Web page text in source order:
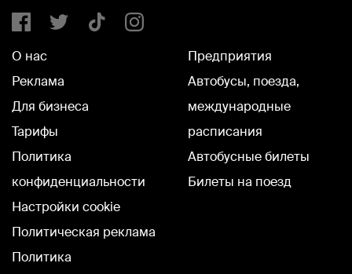
О нас
Реклама
Для бизнеса
Тарифы
Политика
конфиденциальности
Настройки cookie
Политическая реклама
Политика
Предприятия
Автобусы, поезда,
международные
расписания
Автобусные билеты
Билеты на поезд